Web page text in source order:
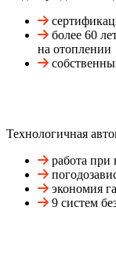
более 60
на отоплении
Технологичная
работа при
экономия
9 систем